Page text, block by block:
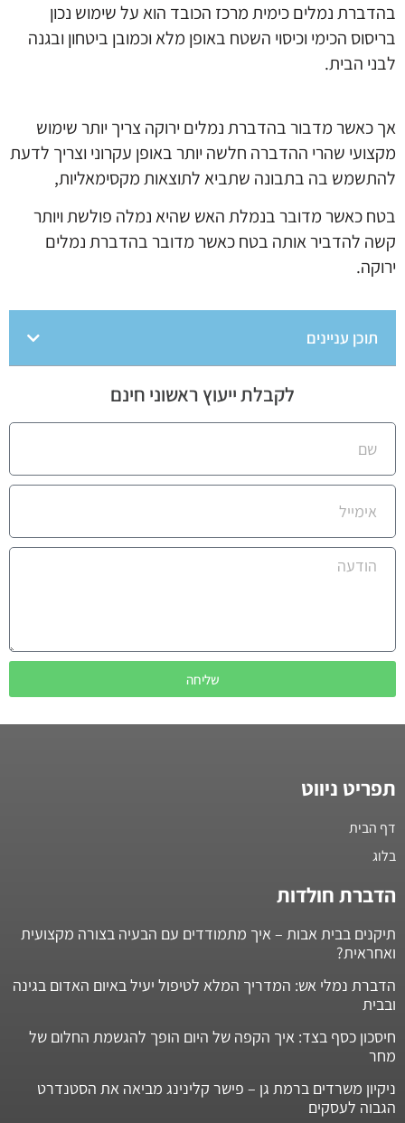
בהדברת נמלים כימית מרכז הכובד הוא על שימוש נכון
בריסוס הכימי וכיסוי השטח באופן מלא וכמובן ביטחון ובגנה
לבני הבית.
אך כאשר מדבור בהדברת נמלים ירוקה צריך יותר שימוש
מקצועי שהרי ההדברה חלשה יותר באופן עקרוני וצריך לדעת
להתשמש בה בתבונה שתביא לתוצאות מקסימאליות,
בטח כאשר מדובר בנמלת האש שהיא נמלה פולשת ויותר
קשה להדביר אותה בטח כאשר מדובר בהדברת נמלים
ירוקה.
תוכן עניינים
לקבלת ייעוץ ראשוני חינם
שליחה
תפריט ניווט
דף הבית
בלוג
הדברת חולדות
תיקנים בבית אבות – איך מתמודדים עם הבעיה בצורה מקצועית
ואחראית?
הדברת נמלי אש: המדריך המלא לטיפול יעיל באיום האדום בגינה
ובבית
חיסכון כסף בצד: איך הקפה של היום הופך להגשמת החלום של
מחר
ניקיון משרדים ברמת גן – פישר קלינינג מביאה את הסטנדרט
הגבוה לעסקים